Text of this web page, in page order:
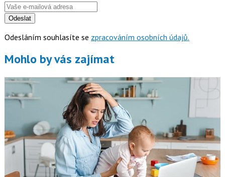
Odeslat
Odesláním souhlasíte se zpracováním osobních údajů.
Mohlo by vás zajímat